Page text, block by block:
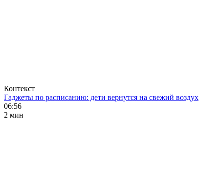
Контекст
Гаджеты по расписанию: дети вернутся на свежий воздух
06:56
2 мин